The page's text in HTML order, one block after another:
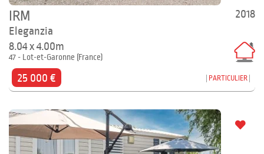
2018
IRM
Eleganzia
8.04 x 4.00m
47 - Lot-et-Garonne (France)
25 000 € PARTICULIER